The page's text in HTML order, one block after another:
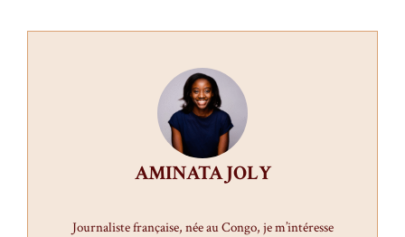
AMINATA JOLY
Journaliste française, née au Congo, je m’intéresse